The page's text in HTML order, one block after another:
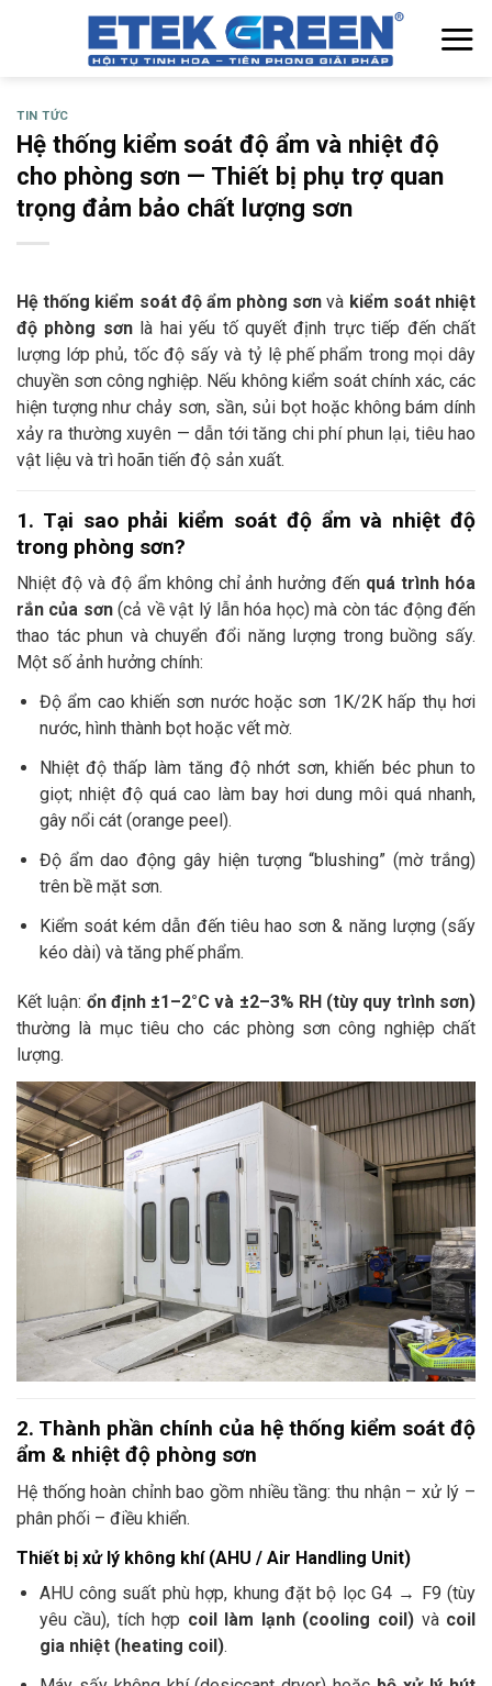
TIN TỨC
Hệ thống kiểm soát độ ẩm và nhiệt độ
cho phòng sơn — Thiết bị phụ trợ quan
trọng đảm bảo chất lượng sơn
Hệ thống kiểm soát độ ẩm phòng sơn và kiểm soát nhiệt
độ phòng sơnlà hai yếu tố quyết định trực tiếp đến chất
lượng lớp phủ, tốc độ sấy và tỷ lệ phế phẩm trong mọi dây
chuyền sơn công nghiệp. Nếu không kiểm soát chính xác, các
hiện tượng như chảy sơn, sần, sủi bọt hoặc không bám dính
xảy ra thường xuyên — dẫn tới tăng chi phí phun lại, tiêu hao
vật liệu và trì hoãn tiến độ sản xuất.
1. Tại sao phải kiểm soát độ ẩm và nhiệt độ
trong phòng sơn?
Nhiệt độ và độ ẩm không chỉ ảnh hưởng đến quá trình hóa
rắn của sơn(cả về vật lý lẫn hóa học) mà còn tác động đến
thao tác phun và chuyển đổi năng lượng trong buồng sấy.
Một số ảnh hưởng chính:
Độ ẩm cao khiến sơn nước hoặc sơn 1K/2K hấp thụ hơi
nước, hình thành bọt hoặc vết mờ.
Nhiệt độ thấp làm tăng độ nhớt sơn, khiến béc phun to
giọt; nhiệt độ quá cao làm bay hơi dung môi quá nhanh,
gây nổi cát (orange peel).
Độ ẩm dao động gây hiện tượng “blushing” (mờ trắng)
trên bề mặt sơn.
Kiểm soát kém dẫn đến tiêu hao sơn & năng lượng (sấy
kéo dài) và tăng phế phẩm.
Kết luận: ổn định ±1–2°C và ±2–3% RH (tùy quy trình sơn)
thường là mục tiêu cho các phòng sơn công nghiệp chất
lượng.
2. Thành phần chính của hệ thống kiểm soát độ
ẩm & nhiệt độ phòng sơn
Hệ thống hoàn chỉnh bao gồm nhiều tầng: thu nhận – xử lý –
phân phối – điều khiển.
Thiết bị xử lý không khí (AHU / Air Handling Unit)
AHU công suất phù hợp, khung đặt bộ lọc G4 → F9 (tùy
yêu cầu), tích hợp coil làm lạnh (cooling coil)và coil
gia nhiệt (heating coil).